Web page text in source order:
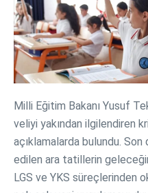
Milli Eğitim Bakanı Yusuf
veliyi yakından ilgilendiren
açıklamalarda bulundu. Son
edilen ara tatillerin
LGS ve YKS süreçlerinden